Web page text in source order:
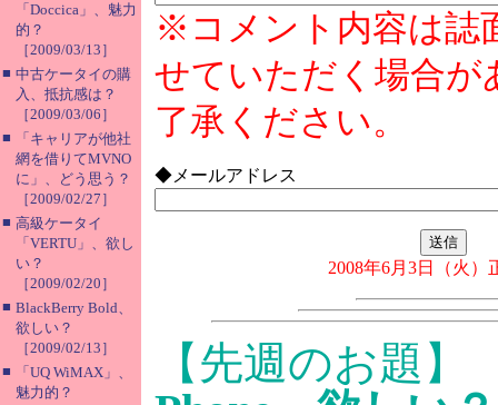
「Doccica」、魅力
的？
［2009/03/13］
■ 中古ケータイの購
入、抵抗感は？
［2009/03/06］
■
「キャリアが他社
網を借りてMVNO
に」、どう思う？
［2009/02/27］
■ 高級ケータイ
「VERTU」、欲し
い？
［2009/02/20］
■ BlackBerry Bold、
欲しい？
［2009/02/13］
■
「UQ WiMAX」、
魅力的？
※コメント内容は誌
せていただく場合が
了承ください。
◆メールアドレス
2008年6月3日（火）
【先週のお題